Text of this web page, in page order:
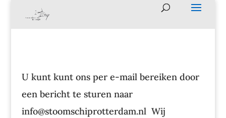
U kunt kunt ons per e-mail bereiken door
een bericht te sturen naar
info@stoomschiprotterdam.nl Wij